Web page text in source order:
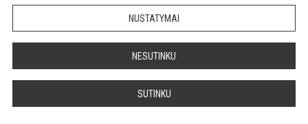
NUSTATYMAI
NESUTINKU
SUTINKU